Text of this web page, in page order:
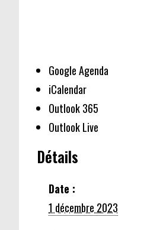
Google Agenda
iCalendar
Outlook 365
Outlook Live
Détails
Date :
1 décembre 2023